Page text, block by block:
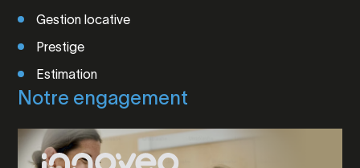
Gestion locative
Prestige
Estimation
Notre engagement